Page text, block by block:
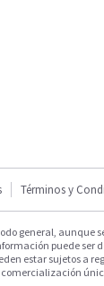
Términos y
general, aunque
puede ser
estar sujetos a